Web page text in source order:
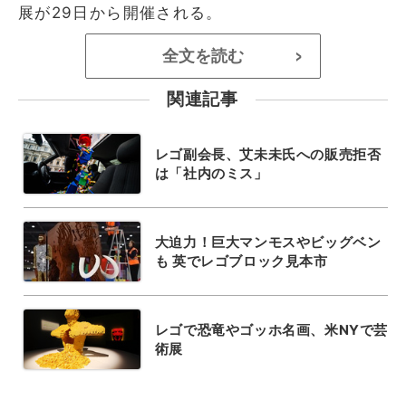
展が29日から開催される。
全文を読む >
関連記事
レゴ副会長、艾未未氏への販売拒否
は「社内のミス」
大迫力！巨大マンモスやビッグベン
も 英でレゴブロック見本市
レゴで恐竜やゴッホ名画、米NYで芸
術展